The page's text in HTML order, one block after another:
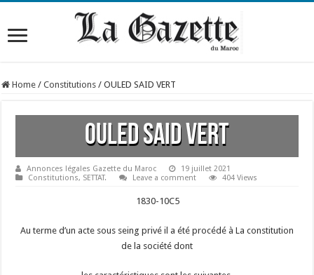
Home / Constitutions / OULED SAID VERT
OULED SAID VERT
Annonces légales Gazette du Maroc
19 juillet 2021
Constitutions, SETTAT. Leave a comment 404 Views
1830-10C5
Au terme d’un acte sous seing privé il a été procédé à La constitution
de la société dont